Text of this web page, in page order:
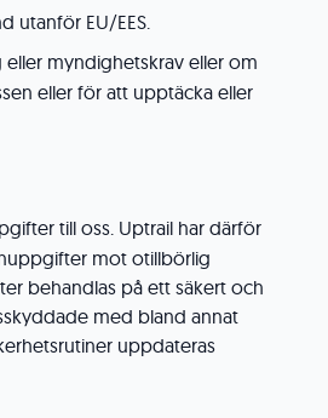
utanför EU/EES.
myndighetskrav eller om
eller för att upptäcka eller
till oss. Uptrail har därför
mot otillbörlig
behandlas på ett säkert och
med bland annat
uppdateras